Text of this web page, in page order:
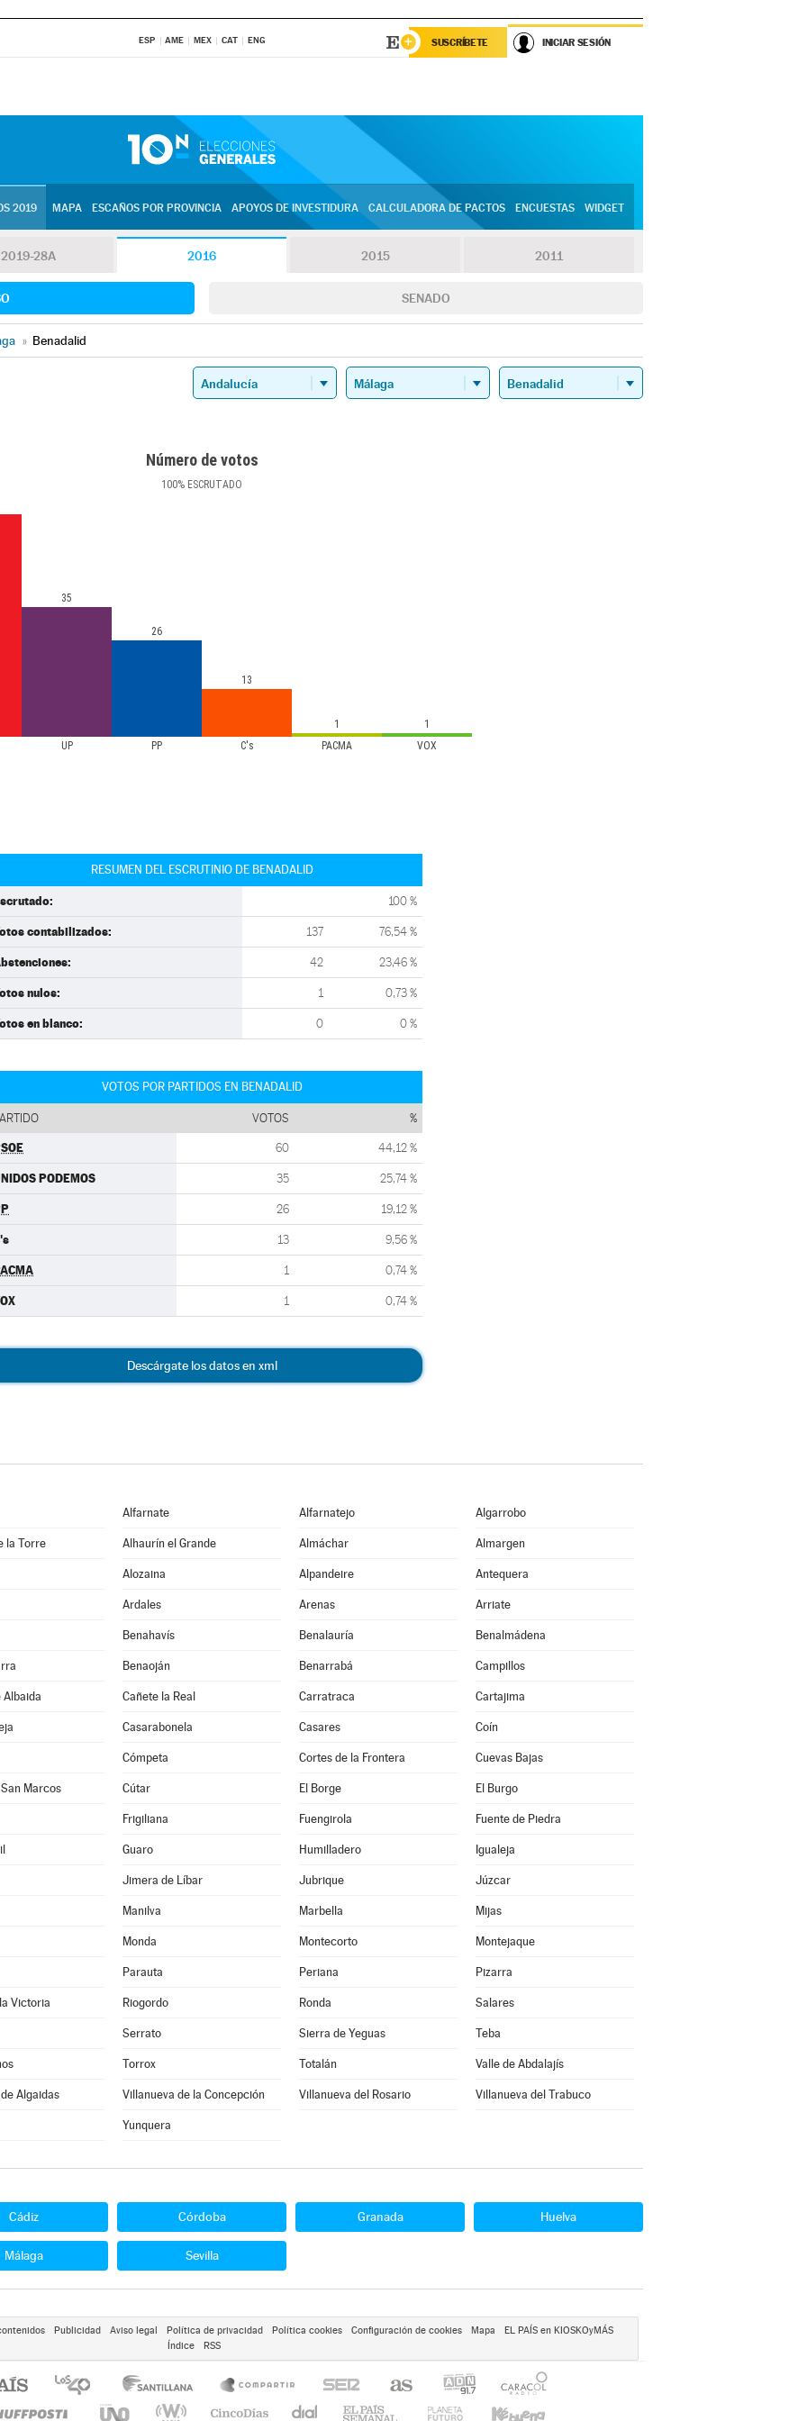
ESP AME MEX CAT ENG SUSCRÍBETE INICIAR SESIÓN
2019 MAPA ESCAÑOS POR PROVINCIA APOYOS DE INVESTIDURA CALCULADORA DE PACTOS ENCUESTAS WIDGET
2019-28A 2016 2015 2011
SENADO
» Benadalid
Número de votos
100% ESCRUTADO
UP PP C's PACMA VOX
35
26
13
1 1
RESUMEN DEL ESCRUTINIO DE BENADALID
100 %
contabilizados: 137 76,54 %
42 23,46 %
nulos: 1 0,73 %
en blanco: 0 0 %
VOTOS POR PARTIDOS EN BENADALID
VOTOS %
60 44,12 %
PODEMOS 35 25,74 %
26 19,12 %
13 9,56 %
1 0,74 %
1 0,74 %
Descárgate los datos en xml
Alfarnate Alfarnatejo Algarrobo
la Torre Alhaurín el Grande Almáchar Almargen
Alozaina Alpandeire Antequera
Ardales Arenas Arriate
Benahavís Benalauría Benalmádena
Benaoján Benarrabá Campillos
Albaida Cañete la Real Carratraca Cartajima
Casarabonela Casares Coín
Cómpeta Cortes de la Frontera Cuevas Bajas
Marcos Cútar El Borge El Burgo
Frigiliana Fuengirola Fuente de Piedra
Guaro Humilladero Igualeja
Jimera de Líbar Jubrique Júzcar
Manilva Marbella Mijas
Monda Montecorto Montejaque
Parauta Periana Pizarra
Victoria Riogordo Ronda Salares
Serrato Sierra de Yeguas Teba
Torrox Totalán Valle de Abdalajís
Algaidas Villanueva de la Concepción Villanueva del Rosario Villanueva del Trabuco
Yunquera
Cádiz Córdoba Granada Huelva
Málaga Sevilla
Publicidad Aviso legal Política de privacidad Política cookies Configuración de cookies Mapa
EL PAÍS en KIOSKOyMÁS
Índice
RSS